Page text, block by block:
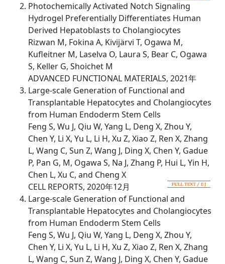
Photochemically Activated Notch Signaling
Hydrogel Preferentially Differentiates Human
Derived Hepatoblasts to Cholangiocytes
Rizwan M, Fokina A, Kivijärvi T, Ogawa M,
Kufleitner M, Laselva O, Laura S, Bear C, Ogawa
S, Keller G, Shoichet M
ADVANCED FUNCTIONAL MATERIALS, 2021年
Large-scale Generation of Functional and
Transplantable Hepatocytes and Cholangiocytes
from Human Endoderm Stem Cells
Feng S, Wu J, Qiu W, Yang L, Deng X, Zhou Y,
Chen Y, Li X, Yu L, Li H, Xu Z, Xiao Z, Ren X, Zhang
L, Wang C, Sun Z, Wang J, Ding X, Chen Y, Gadue
P, Pan G, M, Ogawa S, Na J, Zhang P, Hui L, Yin H,
Chen L, Xu C, and Cheng X
CELL REPORTS, 2020年12月
Large-scale Generation of Functional and
Transplantable Hepatocytes and Cholangiocytes
from Human Endoderm Stem Cells
Feng S, Wu J, Qiu W, Yang L, Deng X, Zhou Y,
Chen Y, Li X, Yu L, Li H, Xu Z, Xiao Z, Ren X, Zhang
L, Wang C, Sun Z, Wang J, Ding X, Chen Y, Gadue